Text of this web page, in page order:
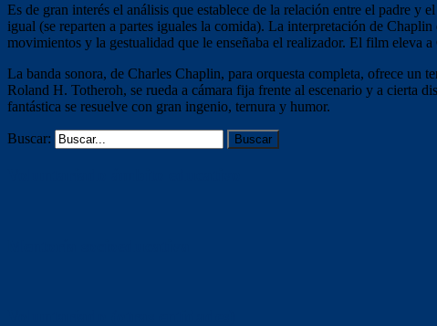
Es de gran interés el análisis que establece de la relación entre el padre
igual (se reparten a partes iguales la comida). La interpretación de
movimientos y la gestualidad que le enseñaba el realizador. El film eleva
La banda sonora, de Charles Chaplin, para orquesta completa, ofrece
Roland H. Totheroh, se rueda a cámara fija frente al escenario y a cierta
fantástica se resuelve con gran ingenio, ternura y humor.
Buscar: